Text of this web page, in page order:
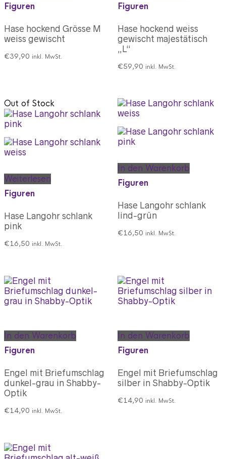
Figuren
Hase hockend Grösse M
weiss gewischt
€39,90 inkl. MwSt.
Figuren
Hase hockend weiss
gewischt majestätisch
„L“
€59,90 inkl. MwSt.
Out of Stock
Weiterlesen
Figuren
Hase Langohr schlank
pink
€16,50 inkl. MwSt.
In den Warenkorb
Figuren
Hase Langohr schlank
lind-grün
€16,50 inkl. MwSt.
In den Warenkorb
Figuren
Engel mit Briefumschlag
dunkel-grau in Shabby-
Optik
€14,90 inkl. MwSt.
In den Warenkorb
Figuren
Engel mit Briefumschlag
silber in Shabby-Optik
€14,90 inkl. MwSt.